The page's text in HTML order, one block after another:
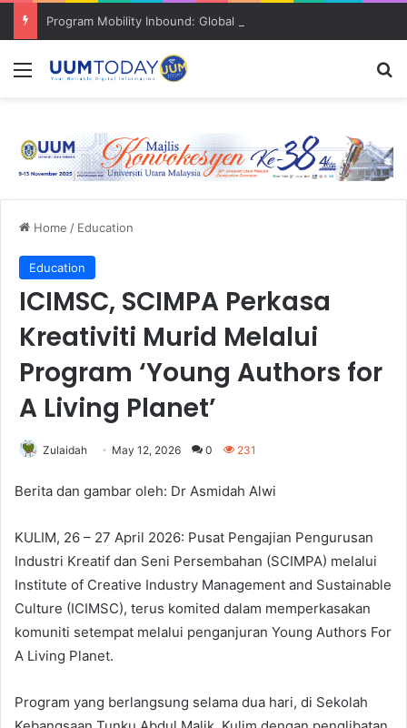
Menu
Home / Education
Education
ICIMSC, SCIMPA Perkasa
Kreativiti Murid Melalui
Program ‘Young Authors for
A Living Planet’
Zulaidah May 12, 2026 0 231
Berita dan gambar oleh: Dr Asmidah Alwi
KULIM, 26 – 27 April 2026: Pusat Pengajian Pengurusan
Industri Kreatif dan Seni Persembahan (SCIMPA) melalui
Institute of Creative Industry Management and Sustainable
Culture (ICIMSC), terus komited dalam memperkasakan
komuniti setempat melalui penganjuran Young Authors For
A Living Planet.
Program yang berlangsung selama dua hari, di Sekolah